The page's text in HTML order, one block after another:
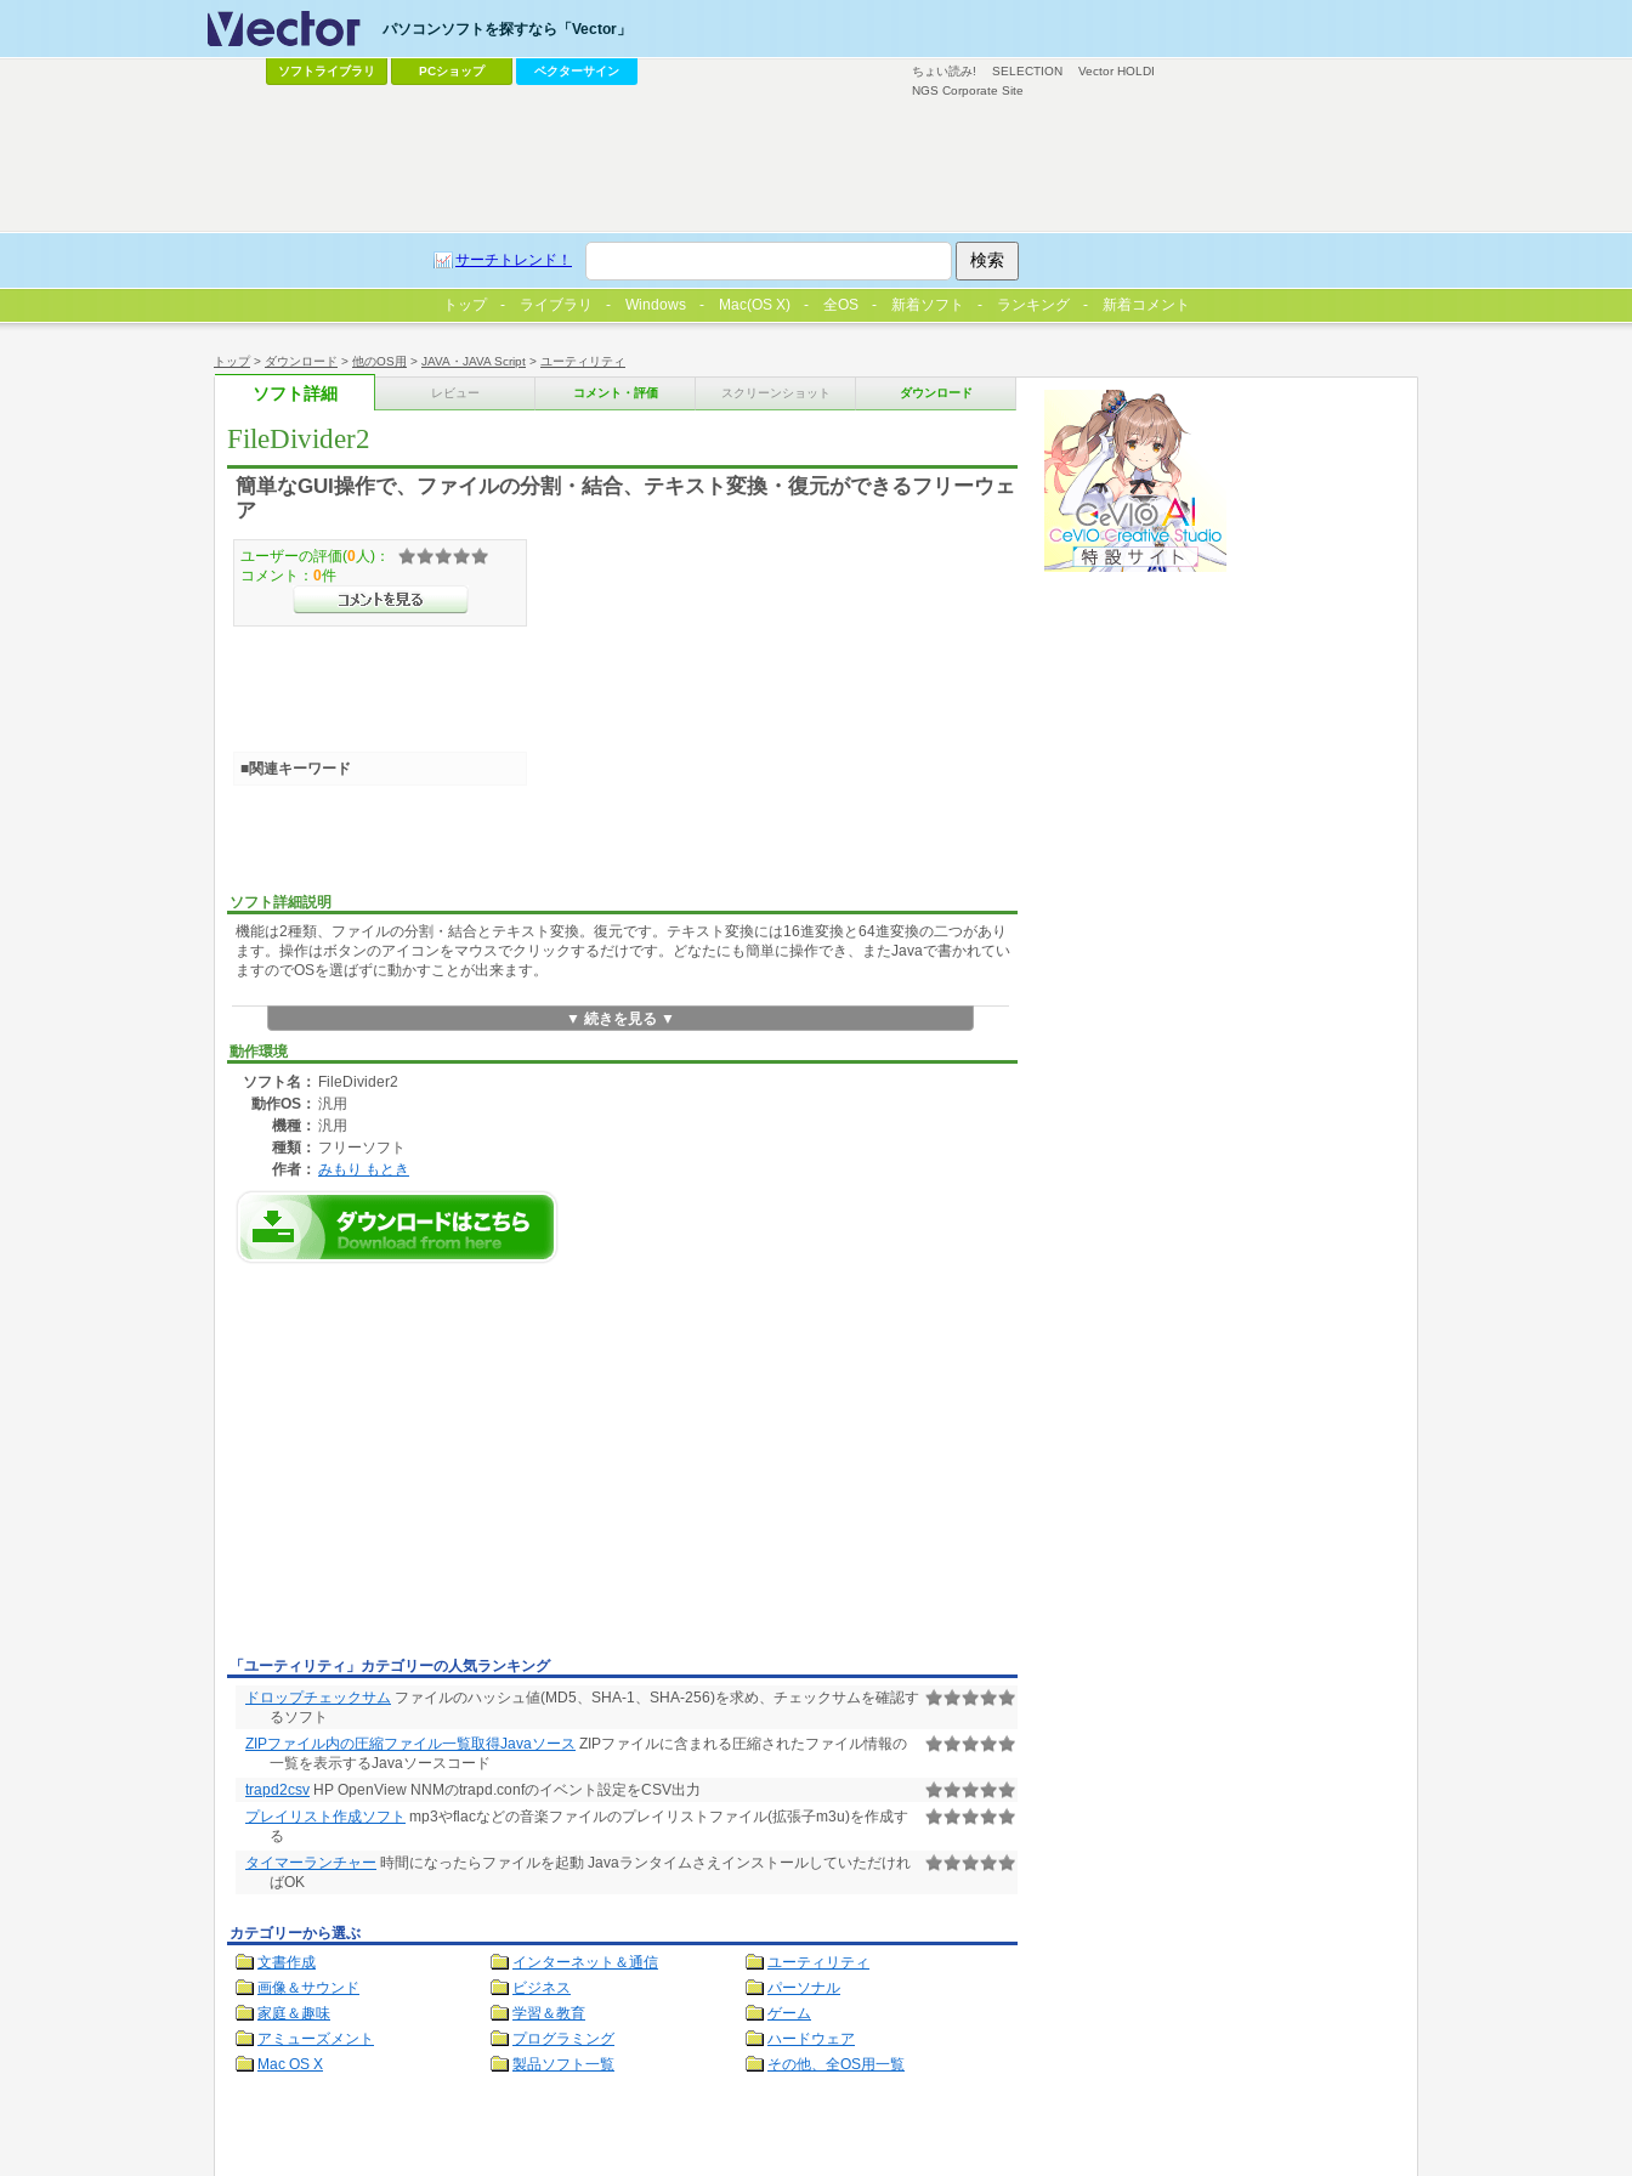
トップ> ダウンロード > 他のOS用 > JAVA・JAVA Script > ユーティリティ
ソフト詳細 レビュー コメント・評価 スクリーンショット ダウンロード
FileDivider2
簡単なGUI操作で、ファイルの分割・結合、テキスト変換・復元ができるフリーウェ
ア
ソフト詳細説明
機能は2種類、ファイルの分割・結合とテキスト変換。復元です。テキスト変換には16進変換と64進変換の二つがあり
ます。操作はボタンのアイコンをマウスでクリックするだけです。どなたにも簡単に操作でき、またJavaで書かれてい
ますのでOSを選ばずに動かすことが出来ます。
▼ 続きを見る ▼
動作環境
ソフト名： FileDivider2
動作OS： 汎用
機種： 汎用
種類： フリーソフト
作者： みもり もとき
ユーザーの評価(0 人)：
コメント： 0件
■関連キーワード
「ユーティリティ」カテゴリーの人気ランキング
ドロップチェックサム ファイルのハッシュ値(MD5、SHA-1、SHA-256)を求め、チェックサムを確認す
るソフト
ZIPファイル内の圧縮ファイル一覧取得Javaソース ZIPファイルに含まれる圧縮されたファイル情報の
一覧を表示するJavaソースコード
trapd2csv HP OpenView NNMのtrapd.confのイベント設定をCSV出力
プレイリスト作成ソフト mp3やflacなどの音楽ファイルのプレイリストファイル(拡張子m3u)を作成す
る
タイマーランチャー 時間になったらファイルを起動 Javaランタイムさえインストールしていただけれ
ばOK
カテゴリーから選ぶ
文書作成
インターネット＆通信
ユーティリティ
画像＆サウンド
ビジネス
パーソナル
家庭＆趣味
学習＆教育
ゲーム
アミューズメント
プログラミング
ハードウェア
Mac OS X
製品ソフト一覧 その他、全OS用一覧
ちょい読み! SELECTION
Vector HOLDI
NGS Corporate Site
パソコンソフトを探すなら「Vector」
ソフトライブラリ PCショップ ベクターサイン
サーチトレンド！
トップ ライブラリ Windows Mac(OS X) 全OS 新着ソフト ランキング 新着コメント